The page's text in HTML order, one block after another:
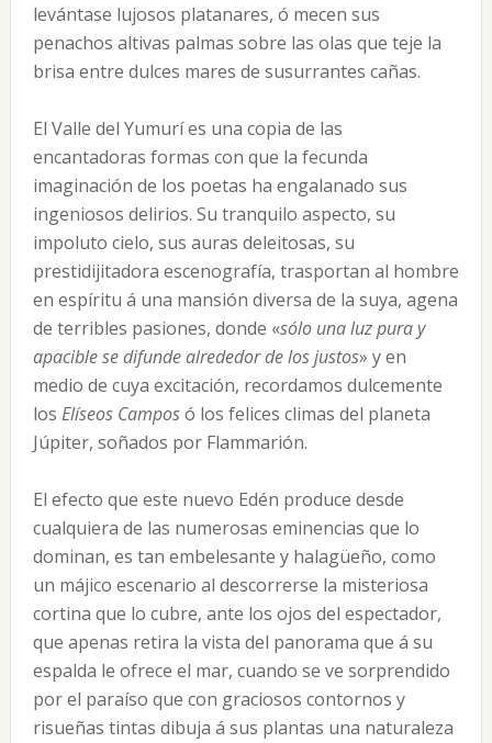
levántase lujosos platanares, ó mecen sus
penachos altivas palmas sobre las olas que teje la
brisa entre dulces mares de susurrantes cañas.
El Valle del Yumurí es una copia de las
encantadoras formas con que la fecunda
imaginación de los poetas ha engalanado sus
ingeniosos delirios. Su tranquilo aspecto, su
impoluto cielo, sus auras deleitosas, su
prestidijitadora escenografía, trasportan al hombre
en espíritu á una mansión diversa de la suya, agena
de terribles pasiones, donde «sólo una luz pura y
apacible se difundealrededor de los justos» y en
medio de cuya excitación, recordamos dulcemente
los Elíseos Camposó los felices climas del planeta
Júpiter, soñados por Flammarión.
El efecto que este nuevo Edén produce desde
cualquiera de las numerosas eminencias que lo
dominan, es tan embelesante y halagüeño, como
un májico escenario al descorrerse la misteriosa
cortina que lo cubre, ante los ojos del espectador,
que apenas retira la vista del panorama que á su
espalda le ofrece el mar, cuando se ve sorprendido
por el paraíso que con graciosos contornos y
risueñas tintas dibuja á sus plantas una naturaleza